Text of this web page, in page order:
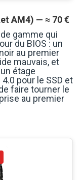
AM4) — ≈ 70 €
gamme qui
du BIOS : un
au premier
mauvais, et
étage
pour le SSD et
faire tourner le
au premier